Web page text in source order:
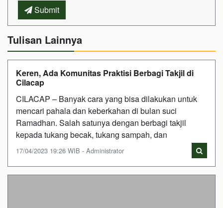
Submit
Tulisan Lainnya
Keren, Ada Komunitas Praktisi Berbagi Takjil di
Cilacap
CILACAP – Banyak cara yang bisa dilakukan untuk
mencari pahala dan keberkahan di bulan suci
Ramadhan. Salah satunya dengan berbagi takjil
kepada tukang becak, tukang sampah, dan
17/04/2023 19:26 WIB - Administrator